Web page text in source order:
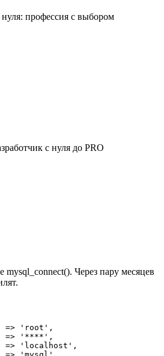
нуля: профессия с выбором
с нуля до PRO
mysql_connect(). Через пару месяцев